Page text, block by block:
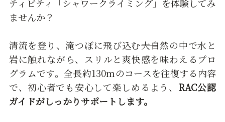
ティビティ「シャワークライミング」を体験してみ
ませんか？
清流を登り、滝つぼに飛び込む――大自然の中で水と
岩に触れながら、スリルと爽快感を味わえるプロ
グラムです。全長約130mのコースを往復する内容
で、初心者でも安心して楽しめるよう、 RAC公認
ガイドがしっかりサポートします。